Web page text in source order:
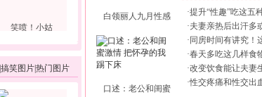
笑喷！小姑
搞笑图片热门图片
白领丽人九月性感
口述：老公和闺蜜
·提升“性趣”吃这五
·夫妻亲热后出汗多
· 同房时间有讲究！
·春天多吃这几样食
·改变饮食能让夫妻
·性交疼痛和性交出